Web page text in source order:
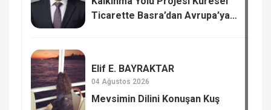
Ticarette Basra’dan Avrupa’ya
Elif E. BAYRAKTAR
04 Ağustos 2026
Mevsimin Dilini Konuşan Kuş